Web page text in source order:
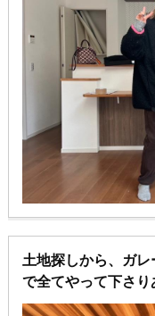
土地探しから、ガ
で全てやって下さ